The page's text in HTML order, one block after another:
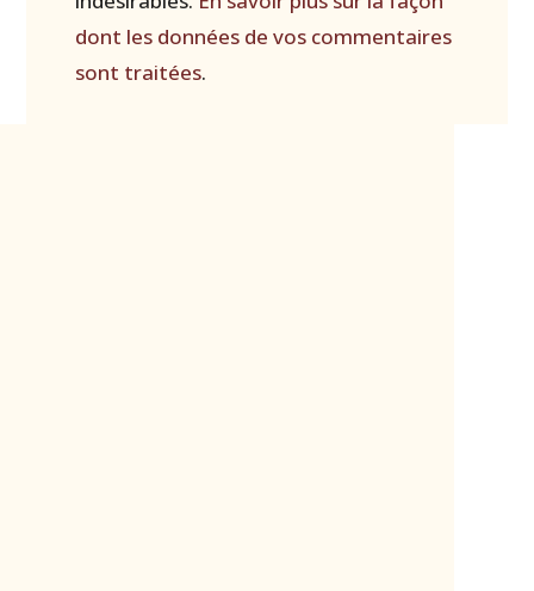
dont les données de vos commentaires
sont traitées.